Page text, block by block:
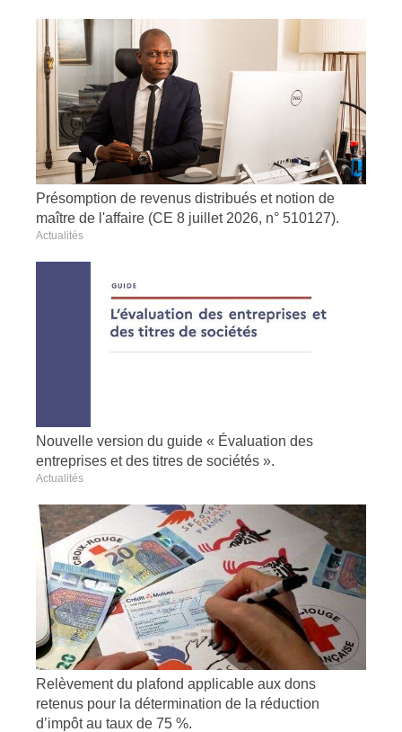
Présomption de revenus distribués et notion de
maître de l'affaire (CE 8 juillet 2026, n° 510127).
Actualités
Nouvelle version du guide « Évaluation des
entreprises et des titres de sociétés ».
Actualités
Relèvement du plafond applicable aux dons
retenus pour la détermination de la réduction
d’impôt au taux de 75 %.